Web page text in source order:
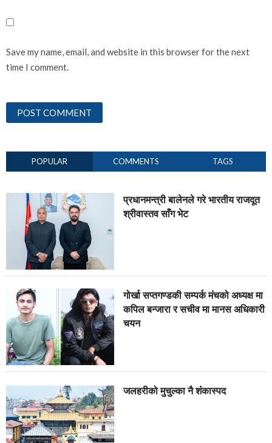
Save my name, email, and website in this browser for the next
time I comment.
POPULAR COMMENTS TAGS
प्रधानमन्त्री बालेनले गरे भारतीय राजदूत
श्रीवास्तव साँग भेट
गोर्खा सप्तगण्डकी सम्पर्क मंचको अध्यक्ष मा
कपिल बन्जारा र सचीव मा मानस अधिकारी
चयन
जलहरीको मुचुल्का नै शंंकास्पद